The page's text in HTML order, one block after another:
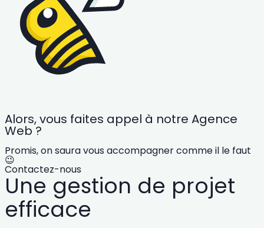
Alors, vous faites appel à notre Agence
Web ?
Promis, on saura vous accompagner comme il le faut
😉
Contactez-nous
Une gestion de projet
efficace